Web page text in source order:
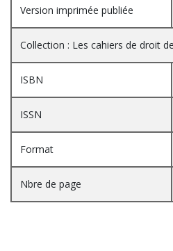
Version imprimée publiée
Collection : Les cahiers de droit
ISBN
ISSN
Format
Nbre de page